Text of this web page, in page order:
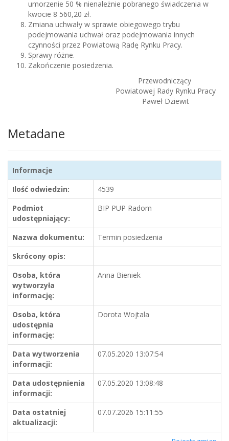
umorzenie 50 % nienależnie pobranego świadczenia w
kwocie 8 560,20 zł.
Zmiana uchwały w sprawie obiegowego trybu
podejmowania uchwał oraz podejmowania innych
czynności przez Powiatową Radę Rynku Pracy.
Sprawy różne.
Zakończenie posiedzenia.
Przewodniczący
Powiatowej Rady Rynku Pracy
Paweł Dziewit
Metadane
Informacje
Ilość odwiedzin:
4539
Podmiot
udostępniający:
BIP PUP Radom
Nazwa dokumentu:
Termin posiedzenia
Skrócony opis:
Osoba, która
wytworzyła
informację:
Anna Bieniek
Osoba, która
udostępnia
informację:
Dorota Wojtala
Data wytworzenia
informacji:
07.05.2020 13:07:54
Data udostępnienia
informacji:
07.05.2020 13:08:48
Data ostatniej
aktualizacji:
07.07.2026 15:11:55